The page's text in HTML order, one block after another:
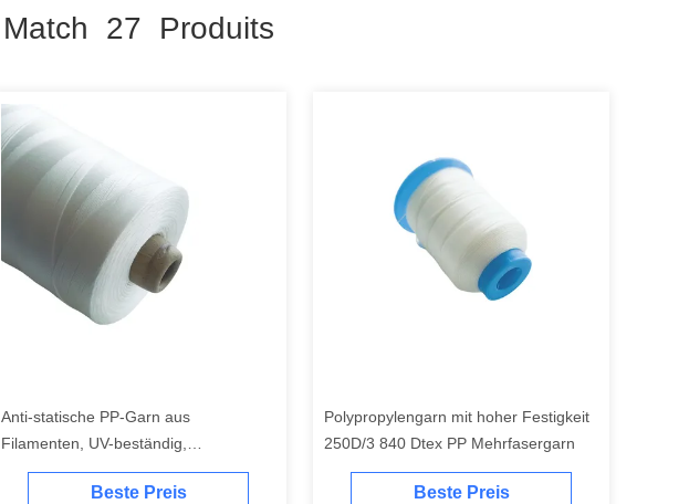
Match 27 Produits
Anti-statische PP-Garn aus
Filamenten, UV-beständig,
Polypropylen-Spun-Garn
Beste Preis
Polypropylengarn mit hoher Festigkeit
250D/3 840 Dtex PP Mehrfasergarn
Beste Preis